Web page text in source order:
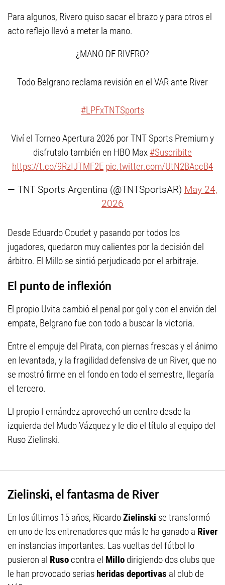
Para algunos, Rivero quiso sacar el brazo y para otros el
acto reflejo llevó a meter la mano.
¿MANO DE RIVERO?
Todo Belgrano reclama revisión en el VAR ante River
#LPFxTNTSports
Viví el Torneo Apertura 2026 por TNT Sports Premium y
disfrutalo también en HBO Max #Suscribite
https://t.co/9RzIJTMF2E pic.twitter.com/UtN2BAccB4
— TNT Sports Argentina (@TNTSportsAR) May 24,
2026
Desde Eduardo Coudet y pasando por todos los
jugadores, quedaron muy calientes por la decisión del
árbitro. El Millo se sintió perjudicado por el arbitraje.
El punto de inflexión
El propio Uvita cambió el penal por gol y con el envión del
empate, Belgrano fue con todo a buscar la victoria.
Entre el empuje del Pirata, con piernas frescas y el ánimo
en levantada, y la fragilidad defensiva de un River, que no
se mostró firme en el fondo en todo el semestre, llegaría
el tercero.
El propio Fernández aprovechó un centro desde la
izquierda del Mudo Vázquez y le dio el título al equipo del
Ruso Zielinski.
Zielinski, el fantasma de River
En los últimos 15 años, RicardoZielinski se transformó
en uno de los entrenadores que más le ha ganado a River
en instancias importantes. Las vueltas del fútbol lo
pusieron al Ruso contra el Millo dirigiendo dos clubs que
le han provocado seriasheridas deportivas al club de